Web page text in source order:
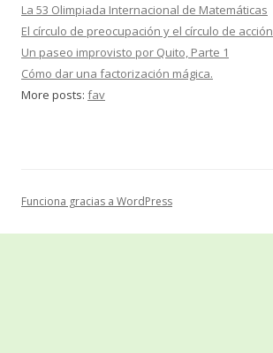
La 53 Olimpiada Internacional de Matemáticas
El círculo de preocupación y el círculo de acción
Un paseo improvisto por Quito, Parte 1
Cómo dar una factorización mágica.
More posts: fav
Funciona gracias a WordPress